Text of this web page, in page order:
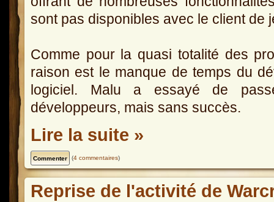
sont pas disponibles avec le client de
Comme pour la quasi totalité des
raison est le manque de temps du
logiciel. Malu a essayé de
développeurs, mais sans succès.
Lire la suite »
(4 commentaires)
Reprise de l'activité de